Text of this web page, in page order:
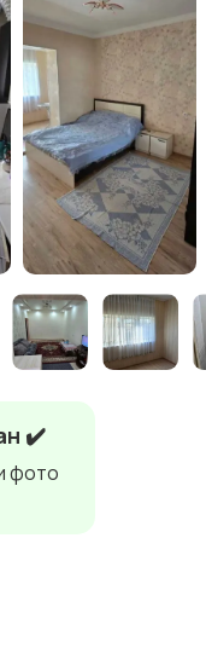
✔️
фото